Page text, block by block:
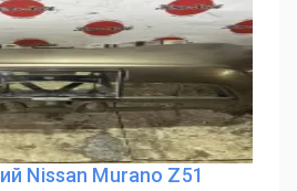
Nissan Murano Z51